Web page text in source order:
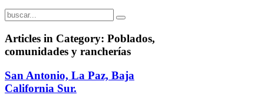
Articles in Category: Poblados,
comunidades y rancherías
San Antonio, La Paz, Baja
California Sur.